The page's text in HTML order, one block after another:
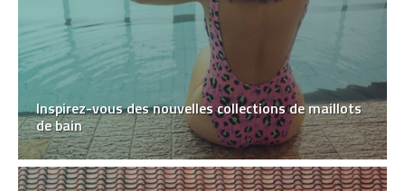
Inspirez-vous des nouvelles collections de maillots
de bain